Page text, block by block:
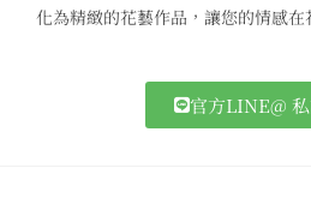
化為精緻的花藝作品，讓您的情感在
官方LINE@